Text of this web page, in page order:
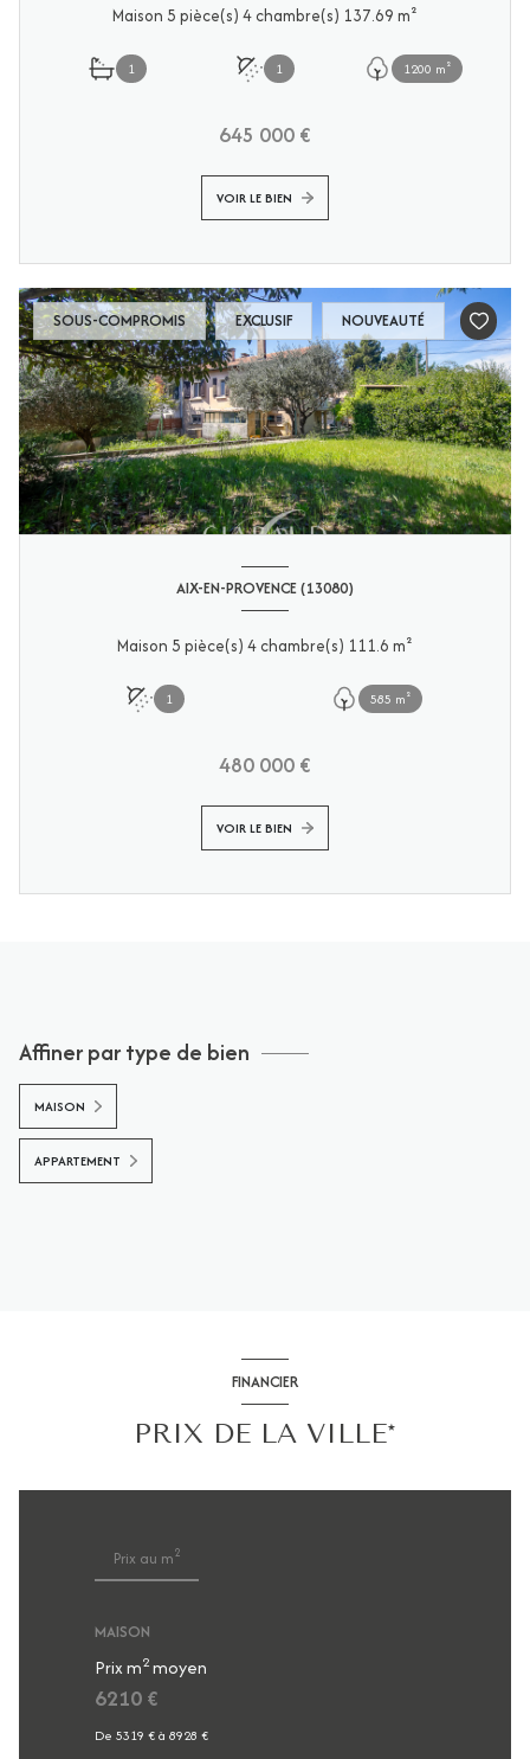
Maison 5 pièce(s) 4 chambre(s) 137.69 m²
1 1 1200 m²
645 000 €
VOIR LE BIEN
SOUS-COMPROMIS EXCLUSIF NOUVEAUTÉ
AIX-EN-PROVENCE (13080)
Maison 5 pièce(s) 4 chambre(s) 111.6 m²
1 585 m²
480 000 €
VOIR LE BIEN
Affiner par type de bien
MAISON
APPARTEMENT
FINANCIER
PRIX DE LA VILLE*
Prix au m2
MAISON
Prix m2moyen
6210 €
De 5319 € à 8928 €